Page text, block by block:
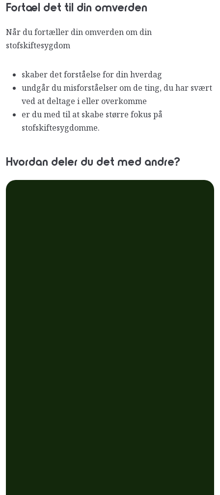
Fortæl det til din omverden
Når du fortæller din omverden om din
stofskiftesygdom
skaber det forståelse for din hverdag
undgår du misforståelser om de ting, du har svært
ved at deltage i eller overkomme
er du med til at skabe større fokus på
stofskiftesygdomme.
Hvordan deler du det med andre?